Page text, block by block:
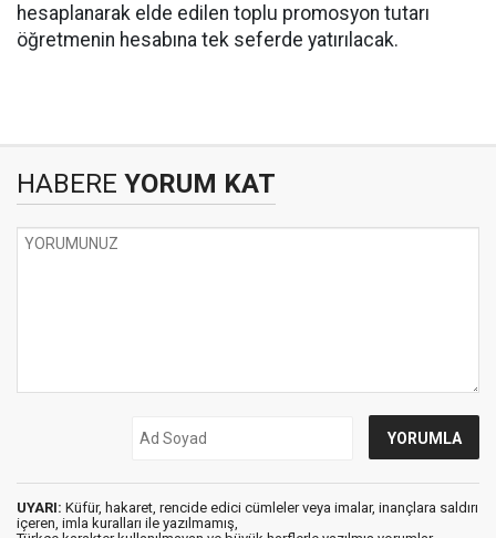
hesaplanarak elde edilen toplu promosyon tutarı
öğretmenin hesabına tek seferde yatırılacak.
HABERE YORUM KAT
UYARI: Küfür, hakaret, rencide edici cümleler veya imalar, inançlara saldırı
içeren, imla kuralları ile yazılmamış,